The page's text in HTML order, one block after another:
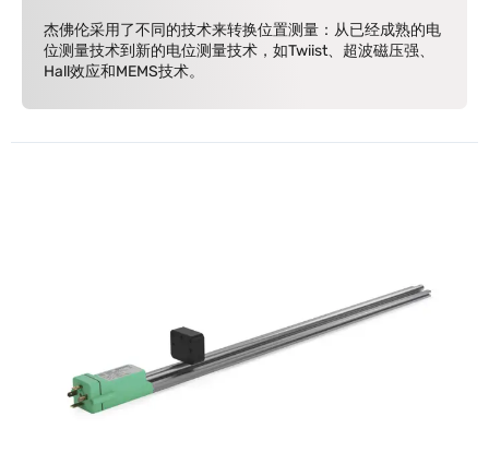
杰佛伦采用了不同的技术来转换位置测量：从已经成熟的电
位测量技术到新的电位测量技术，如Twiist、超波磁压强、
Hall效应和MEMS技术。